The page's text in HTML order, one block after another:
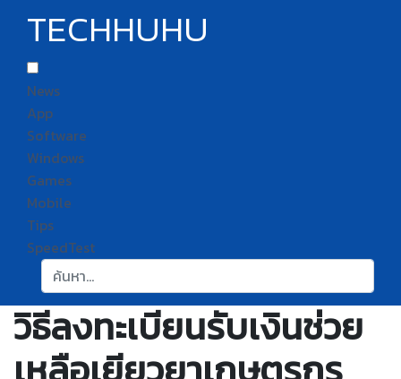
TECHHUHU
News
App
Software
Windows
Games
Mobile
Tips
SpeedTest
ค้นหา:
วิธีลงทะเบียนรับเงินช่วย